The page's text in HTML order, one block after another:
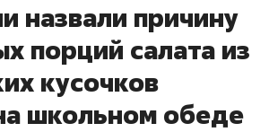
назвали причину
порций салата из
кусочков
школьном обеде